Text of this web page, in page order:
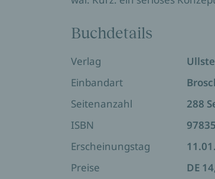
Buchdetails
Verlag
Einbandart
Seitenanzahl
288
ISBN
Erscheinungstag
Preise
DE